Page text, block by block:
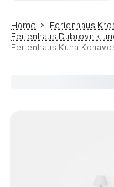
Home
Ferienhaus
Ferienhaus Dubrovnik
Ferienhaus Kuna